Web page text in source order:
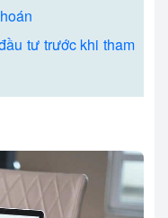
tư trước khi tham